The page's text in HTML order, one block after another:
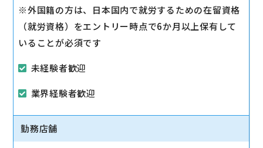
※外国籍の方は、日本国内で就労するための在留資格
（就労資格）をエントリー時点で6か月以上保有して
いることが必須です
未経験者歓迎
業界経験者歓迎
勤務店舗